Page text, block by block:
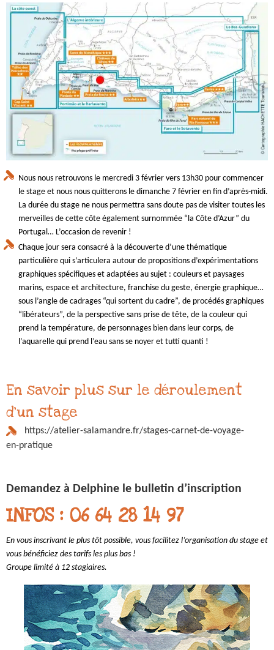
Nous nous retrouvons le mercredi 3 février vers 13h30 pour commencer
le stage et nous nous quitterons le dimanche 7 février en fin d’après-midi.
La durée du stage ne nous permettra sans doute pas de visiter toutes les
merveilles de cette côte également surnommée “la Côte d’Azur” du
Portugal… L’occasion de revenir !
Chaque jour sera consacré à la découverte d’une thématique
particulière qui s’articulera autour de propositions d’expérimentations
graphiques spécifiques et adaptées au sujet : couleurs et paysages
marins, espace et architecture, franchise du geste, énergie graphique…
sous l’angle de cadrages “qui sortent du cadre”, de procédés graphiques
“libérateurs”, de la perspective sans prise de tête, de la couleur qui
prend la température, de personnages bien dans leur corps, de
l’aquarelle qui prend l’eau sans se noyer et tutti quanti !
En savoir plus sur le déroulement
d'un stage
https://atelier-salamandre.fr/stages-carnet-de-voyage-
en-pratique
Demandez à Delphine le bulletin d’inscription
INFOS : 06 64 28 14 97
En vous inscrivant le plus tôt possible, vous facilitez l’organisation du stage et
vous bénéficiez des tarifs les plus bas !
Groupe limité à 12 stagiaires.